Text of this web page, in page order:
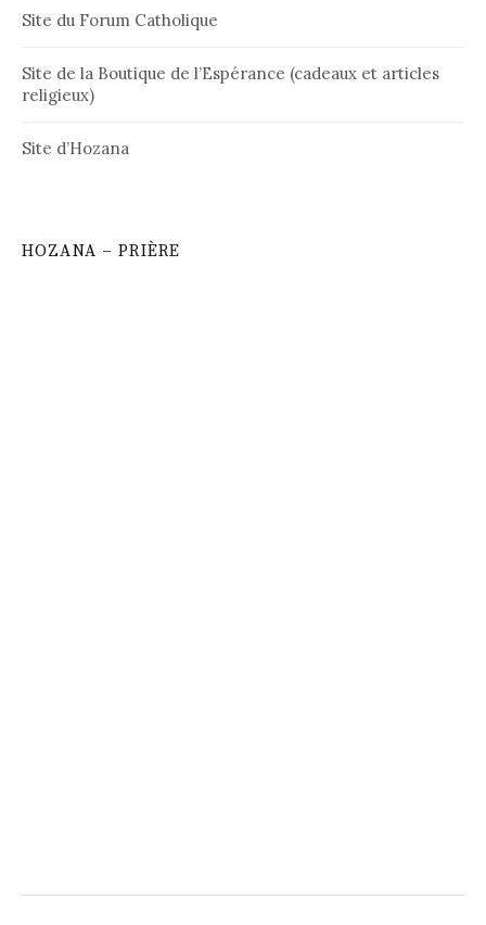
Site du Forum Catholique
Site de la Boutique de l’Espérance (cadeaux et articles
religieux)
Site d’Hozana
HOZANA – PRIÈRE